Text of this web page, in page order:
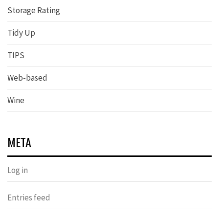
Storage Rating
Tidy Up
TIPS
Web-based
Wine
META
Log in
Entries feed